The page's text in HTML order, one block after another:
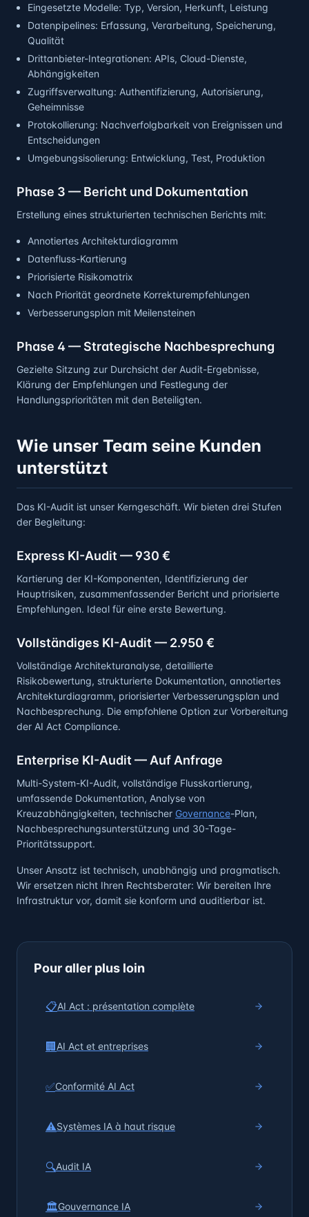
Eingesetzte Modelle: Typ, Version, Herkunft, Leistung
Datenpipelines: Erfassung, Verarbeitung, Speicherung,
Qualität
Drittanbieter-Integrationen: APIs, Cloud-Dienste,
Abhängigkeiten
Zugriffsverwaltung: Authentifizierung, Autorisierung,
Geheimnisse
Protokollierung: Nachverfolgbarkeit von Ereignissen und
Entscheidungen
Umgebungsisolierung: Entwicklung, Test, Produktion
Phase 3 — Bericht und Dokumentation
Erstellung eines strukturierten technischen Berichts mit:
Annotiertes Architekturdiagramm
Datenfluss-Kartierung
Priorisierte Risikomatrix
Nach Priorität geordnete Korrekturempfehlungen
Verbesserungsplan mit Meilensteinen
Phase 4 — Strategische Nachbesprechung
Gezielte Sitzung zur Durchsicht der Audit-Ergebnisse,
Klärung der Empfehlungen und Festlegung der
Handlungsprioritäten mit den Beteiligten.
Wie unser Team seine Kunden
unterstützt
Das KI-Audit ist unser Kerngeschäft. Wir bieten drei Stufen
der Begleitung:
Express KI-Audit — 930 €
Kartierung der KI-Komponenten, Identifizierung der
Hauptrisiken, zusammenfassender Bericht und priorisierte
Empfehlungen. Ideal für eine erste Bewertung.
Vollständiges KI-Audit — 2.950 €
Vollständige Architekturanalyse, detaillierte
Risikobewertung, strukturierte Dokumentation, annotiertes
Architekturdiagramm, priorisierter Verbesserungsplan und
Nachbesprechung. Die empfohlene Option zur Vorbereitung
der AI Act Compliance.
Enterprise KI-Audit — Auf Anfrage
Multi-System-KI-Audit, vollständige Flusskartierung,
umfassende Dokumentation, Analyse von
Kreuzabhängigkeiten, technischer Governance-Plan,
Nachbesprechungsunterstützung und 30-Tage-
Prioritätssupport.
Unser Ansatz ist technisch, unabhängig und pragmatisch.
Wir ersetzen nicht Ihren Rechtsberater: Wir bereiten Ihre
Infrastruktur vor, damit sie konform und auditierbar ist.
Pour aller plus loin
📋AI Act : présentation complète
🏢 AI Act et entreprises
✅Conformité AI Act
⚠️Systèmes IA à haut risque
🔍Audit IA
🏛️Gouvernance IA